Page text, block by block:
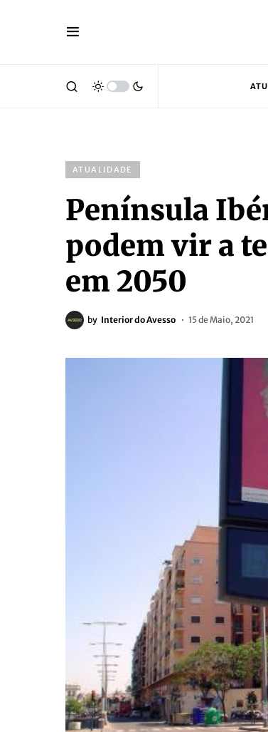
ATUALIDADE
Península
podem vir a
em 2050
by Interior do Avesso 15 de Maio, 2021